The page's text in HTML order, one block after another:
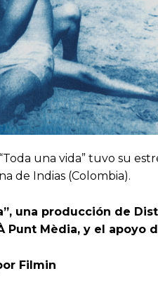
una vida” tuvo su
de Indias (Colombia).
una producción de
Punt Mèdia, y el apoyo
Filmin